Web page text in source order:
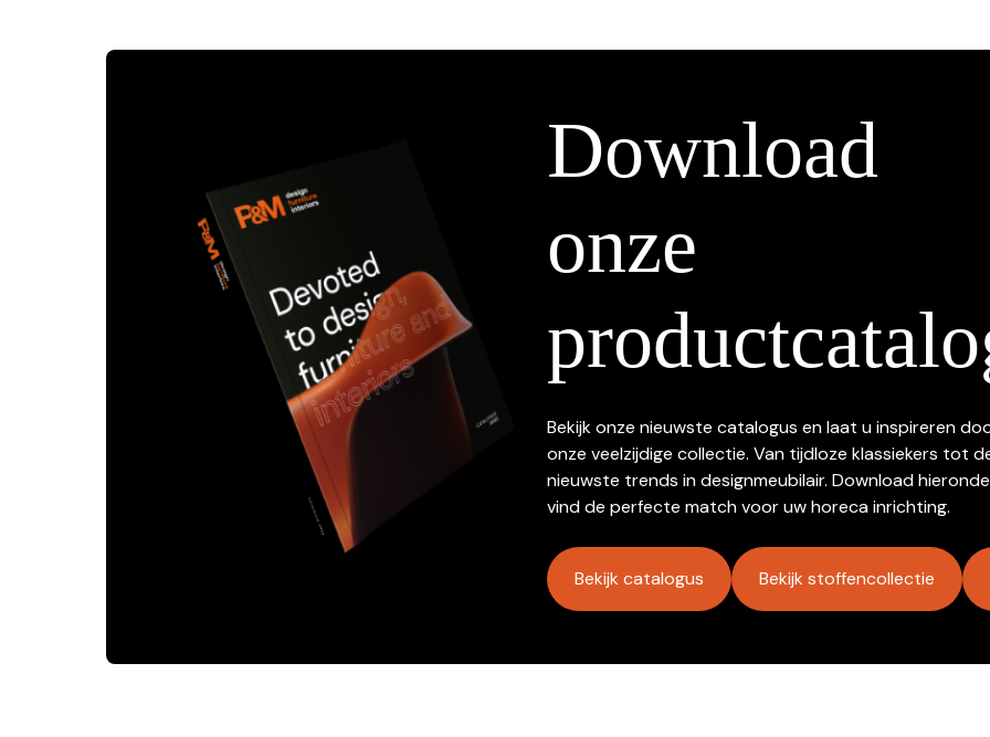
Download
onze
Bekijk onze nieuwste catalogus en laat u inspireren
onze veelzijdige collectie. Van tijdloze klassiekers tot
nieuwste trends in designmeubilair. Download
vind de perfecte match voor uw horeca inrichting.
Bekijk catalogus Bekijk stoffencollectie